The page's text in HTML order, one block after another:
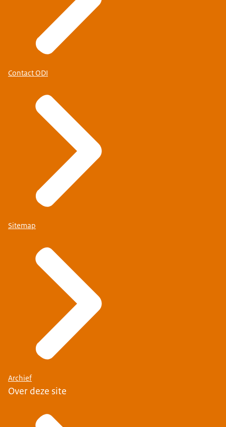
Contact ODI
Sitemap
Archief
Over deze site